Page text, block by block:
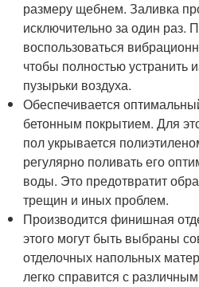
размеру щебнем. Заливка
исключительно за один раз.
воспользоваться
чтобы полностью устранить
пузырьки воздуха.
Обеспечивается
бетонным покрытием. Для
пол укрывается
регулярно поливать его
воды. Это предотвратит
трещин и иных проблем.
Производится финишная
этого могут быть выбраны
отделочных напольных
легко справится с